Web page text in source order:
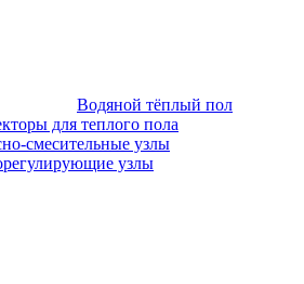
Водяной тёплый пол
для теплого пола
смесительные узлы
узлы